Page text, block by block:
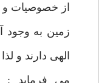
از خصوصیات
زمین به وجود
الهی دارند و